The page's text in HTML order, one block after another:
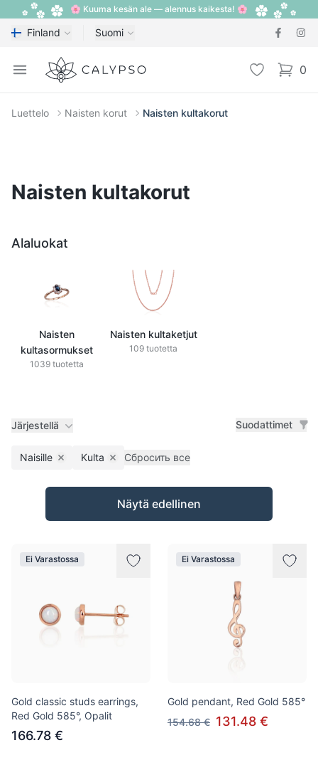
🌸 Kuuma kesän ale — alennus kaikesta! 🌸
Finland Suomi
Open menu
Calypso Toivelista 0
items
Luettelo Naisten korut Naisten kultakorut
Naisten kultakorut
Alaluokat
Naisten
kultasormukset
1039 tuotetta
Naisten kultaketjut
109 tuotetta
Järjestellä Suodattimet
Naisille Remove filter
Kulta Remove filter
Сбросить все
Tuotteet
Näytä edellinen
Ei Varastossa
Gold classic studs earrings,
Red Gold 585°, Opalit
166.78 €
Ei Varastossa
Gold pendant, Red Gold 585°
154.68 € 131.48 €